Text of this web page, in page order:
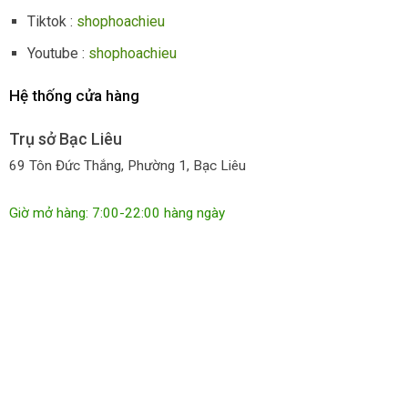
Tiktok : shophoachieu
Youtube : shophoachieu
Hệ thống cửa hàng
Trụ sở Bạc Liêu
69 Tôn Đức Thắng, Phường 1, Bạc Liêu
Giờ mở hàng: 7:00-22:00 hàng ngày